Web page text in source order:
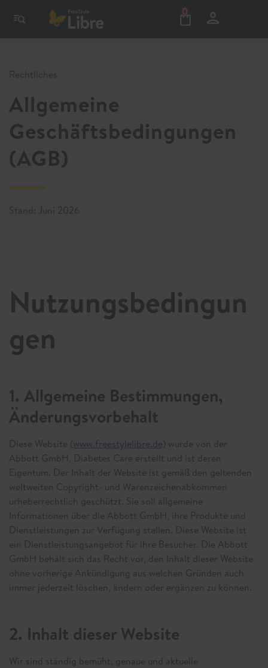
0
Rechtliches
Allgemeine
Geschäftsbedingungen
(AGB)
Stand: Juni 2026
Nutzungsbedingun
gen
1. Allgemeine Bestimmungen,
Änderungsvorbehalt
Diese Website (www.freestylelibre.de) wurde von der
Abbott GmbH, Diabetes Care erstellt und ist deren
Eigentum. Der Inhalt der Website ist gemäß den geltenden
weltweiten Copyright- und Warenzeichenabkommen
urheberrechtlich geschützt. Sie soll allgemeine
Informationen über die Abbott GmbH, ihre Produkte und
Dienstleistungen zur Verfügung stellen. Diese Website ist
ein Dienstleistungsangebot für ihre Besucher. Die Abbott
GmbH behält sich das Recht vor, den Inhalt dieser Website
ohne vorherige Ankündigung aus welchen Gründen auch
immer jederzeit löschen, ändern oder ergänzen zu können.
2. Inhalt dieser Website
Wir sind ständig bemüht, genaue und aktuelle